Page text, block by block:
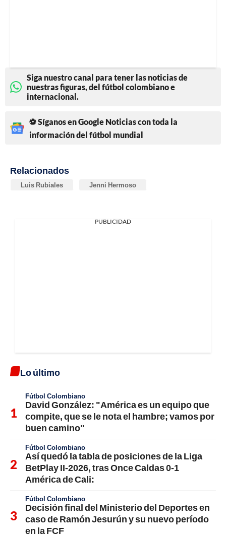
Siga nuestro canal para tener las noticias de
nuestras figuras, del fútbol colombiano e
internacional.
⚽ Síganos en Google Noticias con toda la
información del fútbol mundial
Relacionados
Luis Rubiales Jenni Hermoso
PUBLICIDAD
Lo último
Fútbol Colombiano
David González: "América es un equipo que
compite, que se le nota el hambre; vamos por
buen camino"
Fútbol Colombiano
Así quedó la tabla de posiciones de la Liga
BetPlay II-2026, tras Once Caldas 0-1
América de Cali:
Fútbol Colombiano
Decisión final del Ministerio del Deportes en
caso de Ramón Jesurún y su nuevo período
en la FCF